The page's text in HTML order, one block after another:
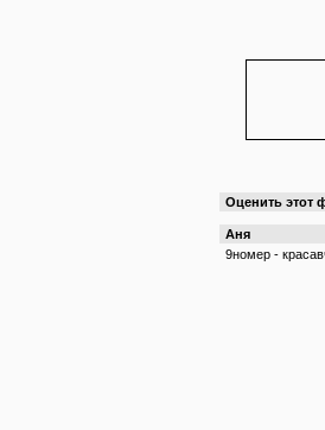
Оценить этот
Аня
9номер -